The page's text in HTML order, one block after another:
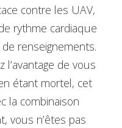
contre les UAV,
rythme cardiaque
renseignements.
de vous
étant mortel, cet
la combinaison
vous n’êtes pas